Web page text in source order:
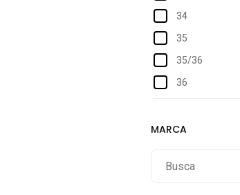
34
35
35/36
36
37/38
39